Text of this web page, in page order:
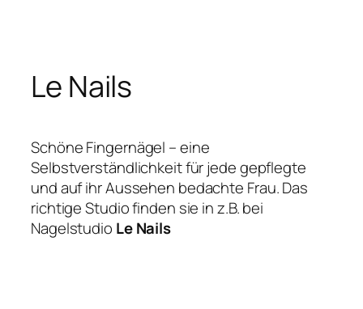
springen
Le Nails
Schöne Fingernägel – eine
Selbstverständlichkeit für jede gepflegte
und auf ihr Aussehen bedachte Frau. Das
richtige Studio finden sie in z.B. bei
Nagelstudio Le Nails